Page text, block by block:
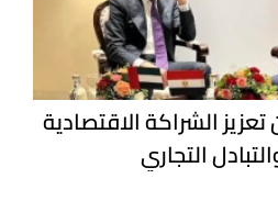
الشراكة الاقتصادية
التجاري